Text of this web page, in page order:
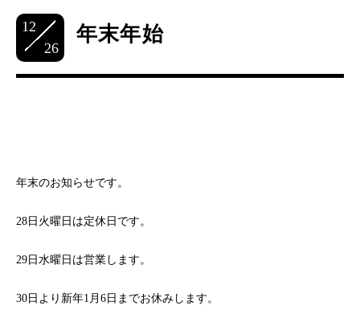
12
26
年末年始
年末のお知らせです。
28日火曜日は定休日です。
29日水曜日は営業します。
30日より新年1月6日までお休みします。